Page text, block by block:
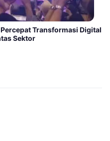
Transformasi Digital
Sektor